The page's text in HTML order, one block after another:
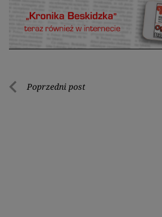
Nawigacja
Poprzedni post